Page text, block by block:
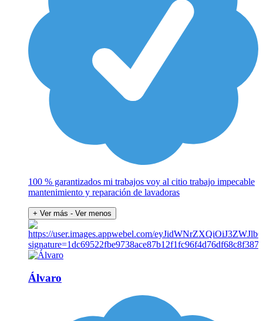
100 % garantizados mi trabajos voy al citio trabajo impecable
mantenimiento y reparación de lavadoras
+ Ver más - Ver menos
Álvaro